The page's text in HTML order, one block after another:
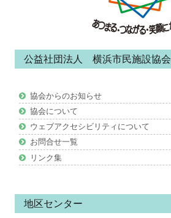
テ
ツ
公益社団法人 横浜市民施設協会
協会からのお知らせ
協会について
ウェブアクセシビリティについて
お問合せ一覧
リンク集
地区センター